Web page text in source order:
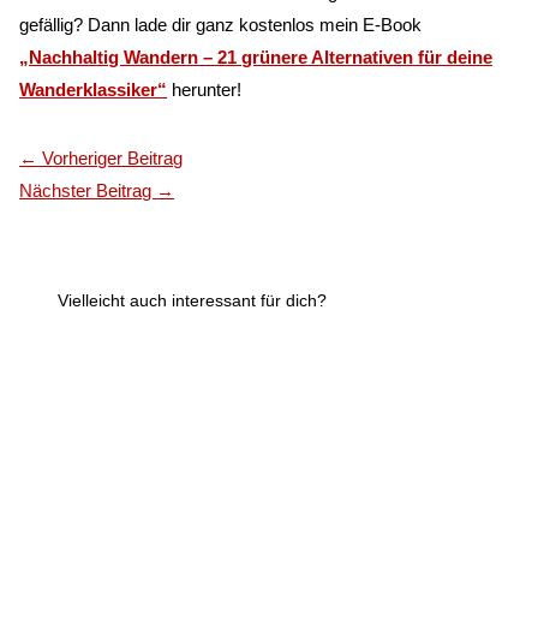
gefällig? Dann lade dir ganz kostenlos mein E-Book
„Nachhaltig Wandern – 21 grünere Alternativen für deine
Wanderklassiker“ herunter!
← Vorheriger Beitrag
Nächster Beitrag →
Vielleicht auch interessant für dich?